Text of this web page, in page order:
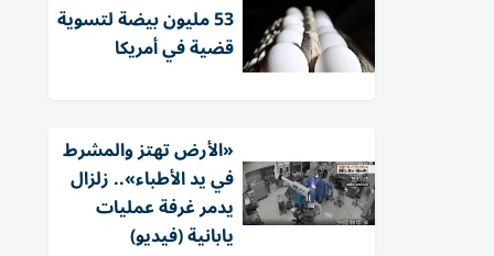
53 مليون بيضة لتسوية
قضية في أمريكا
«الأرض تهتز والمشرط
في يد الأطباء».. زلزال
يدمر غرفة عمليات
يابانية (فيديو)